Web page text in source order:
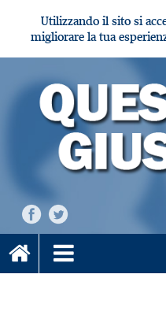
Utilizzando il sito si
migliorare la tua